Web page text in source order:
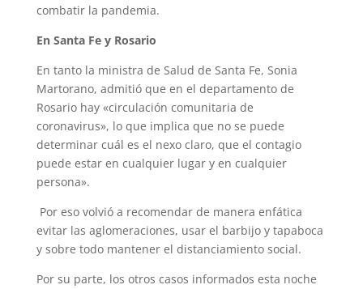
combatir la pandemia.
En Santa Fe y Rosario
En tanto la ministra de Salud de Santa Fe, Sonia
Martorano, admitió que en el departamento de
Rosario hay «circulación comunitaria de
coronavirus», lo que implica que no se puede
determinar cuál es el nexo claro, que el contagio
puede estar en cualquier lugar y en cualquier
persona».
Por eso volvió a recomendar de manera enfática
evitar las aglomeraciones, usar el barbijo y tapaboca
y sobre todo mantener el distanciamiento social.
Por su parte, los otros casos informados esta noche